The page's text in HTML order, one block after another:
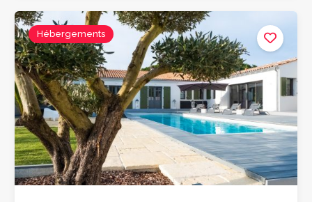
5.0
Hébergements